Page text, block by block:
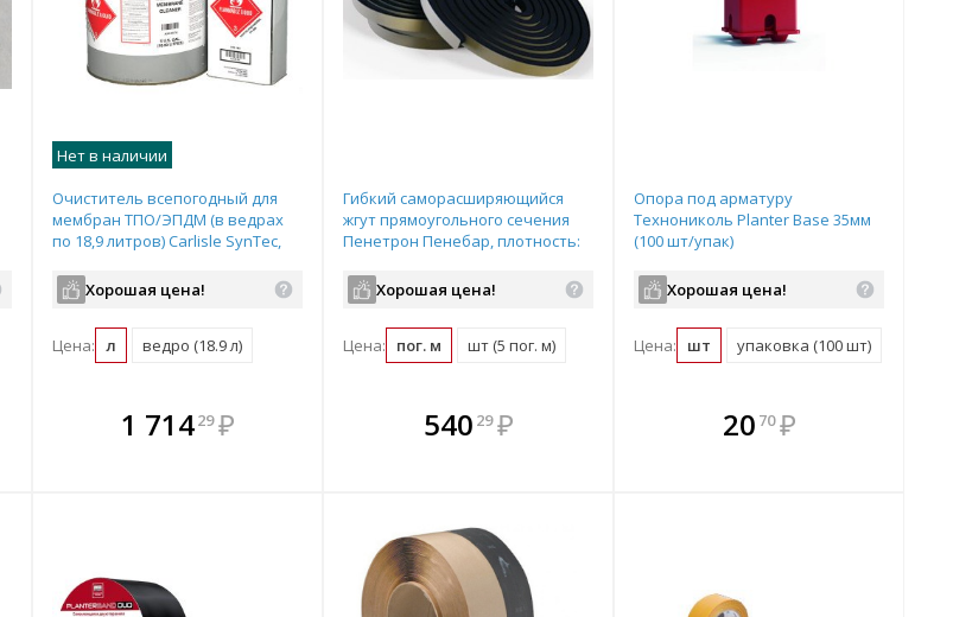
В комплекте
всегда выгоднее!
Нет в наличии
Очиститель всепогодный для
мембран ТПО/ЭПДМ (в ведрах
по 18,9 литров) Carlisle SynTec,
Хорошая цена!
Цена: л ведро (18.9 л)
1 71429 ₽
В комплекте
всегда выгоднее!
Гибкий саморасширяющийся
жгут прямоугольного сечения
Пенетрон Пенебар, плотность:
эксплуатации: от -60 до +100гр.С
(рулон: 5м)
Хорошая цена!
Цена: пог. м шт (5 пог. м)
В комплекте
всегда выгоднее!
540 29 ₽
В комплекте
всегда выгоднее!
Опора под арматуру
Технониколь Planter Base 35мм
(100 шт/упак)
Хорошая цена!
Цена: шт упаковка (100 шт)
В комплекте
всегда выгоднее!
20 70 ₽